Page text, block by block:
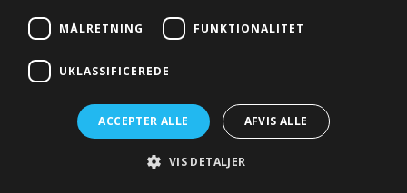
© 2019 profvask.dk – Alle rettigheder forbeholdes – Google+
MÅLRETNING FUNKTIONALITET
UKLASSIFICEREDE
ACCEPTER ALLE AFVIS ALLE
VIS DETALJER